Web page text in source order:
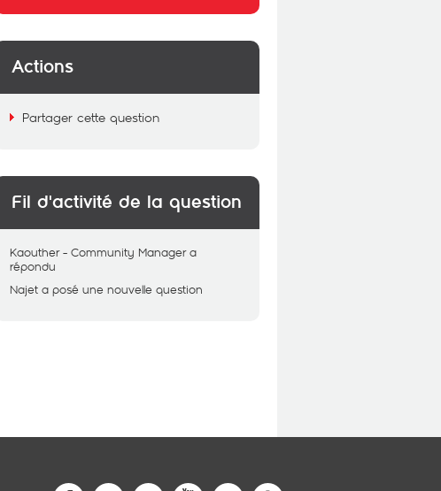
Actions
Partager cette question
Fil d'activité de la question
Kaouther - Community Manager a
répondu
Najet a posé une nouvelle question